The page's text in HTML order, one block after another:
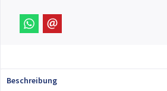
Beschreibung